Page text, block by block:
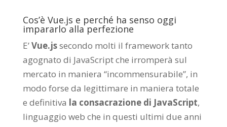
Cos’è Vue.js e perché ha senso oggi
impararlo alla perfezione
E’Vue.jssecondo molti il framework tanto
agognato di JavaScript che irromperà sul
mercato in maniera “incommensurabile”, in
modo forse da legittimare in maniera totale
e definitiva la consacrazione di JavaScript,
linguaggio web che in questi ultimi due anni